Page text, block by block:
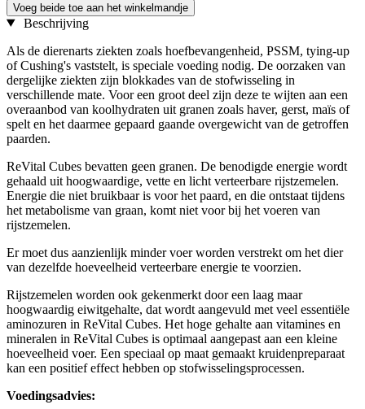
Voeg beide toe aan het winkelmandje
Beschrijving
Als de dierenarts ziekten zoals hoefbevangenheid, PSSM, tying-up
of Cushing's vaststelt, is speciale voeding nodig. De oorzaken van
dergelijke ziekten zijn blokkades van de stofwisseling in
verschillende mate. Voor een groot deel zijn deze te wijten aan een
overaanbod van koolhydraten uit granen zoals haver, gerst, maïs of
spelt en het daarmee gepaard gaande overgewicht van de getroffen
paarden.
ReVital Cubes bevatten geen granen. De benodigde energie wordt
gehaald uit hoogwaardige, vette en licht verteerbare rijstzemelen.
Energie die niet bruikbaar is voor het paard, en die ontstaat tijdens
het metabolisme van graan, komt niet voor bij het voeren van
rijstzemelen.
Er moet dus aanzienlijk minder voer worden verstrekt om het dier
van dezelfde hoeveelheid verteerbare energie te voorzien.
Rijstzemelen worden ook gekenmerkt door een laag maar
hoogwaardig eiwitgehalte, dat wordt aangevuld met veel essentiële
aminozuren in ReVital Cubes. Het hoge gehalte aan vitamines en
mineralen in ReVital Cubes is optimaal aangepast aan een kleine
hoeveelheid voer. Een speciaal op maat gemaakt kruidenpreparaat
kan een positief effect hebben op stofwisselingsprocessen.
Voedingsadvies: